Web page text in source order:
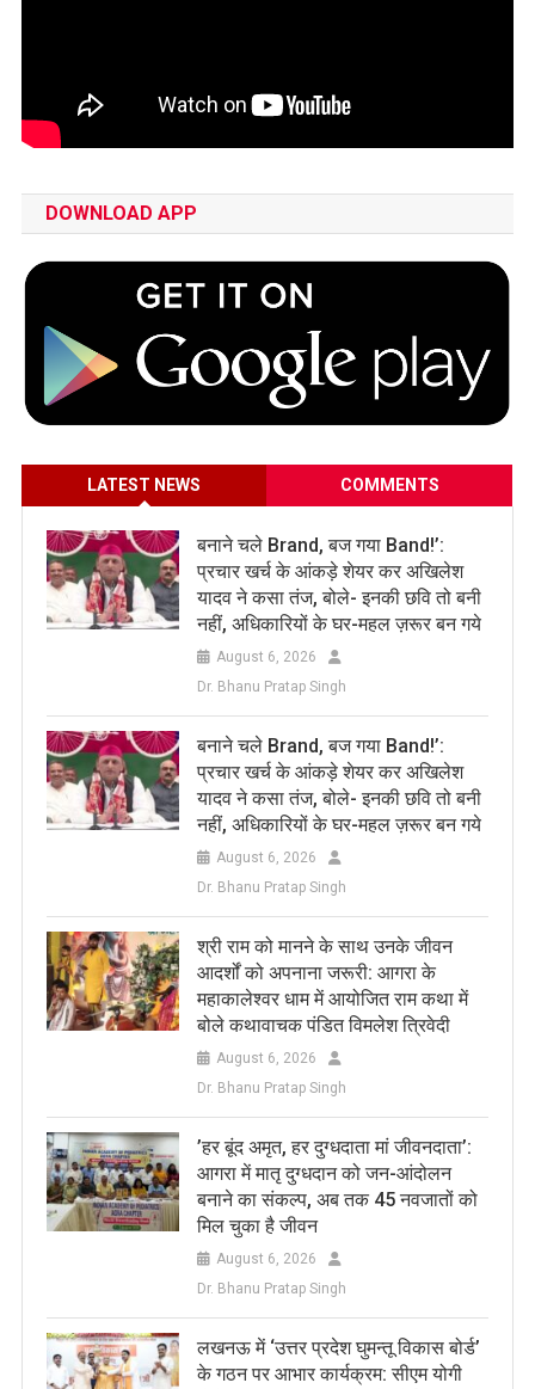
DOWNLOAD APP
LATEST NEWS COMMENTS
बनाने चले Brand, बज गया Band!’:
प्रचार खर्च के आंकड़े शेयर कर अखिलेश
यादव ने कसा तंज, बोले- इनकी छवि तो बनी
नहीं, अधिकारियों के घर-महल ज़रूर बन गये
August 6, 2026
Dr. Bhanu Pratap Singh
बनाने चले Brand, बज गया Band!’:
प्रचार खर्च के आंकड़े शेयर कर अखिलेश
यादव ने कसा तंज, बोले- इनकी छवि तो बनी
नहीं, अधिकारियों के घर-महल ज़रूर बन गये
August 6, 2026
Dr. Bhanu Pratap Singh
​श्री राम को मानने के साथ उनके जीवन
आदर्शों को अपनाना जरूरी: आगरा के
महाकालेश्वर धाम में आयोजित राम कथा में
बोले कथावाचक पंडित विमलेश त्रिवेदी
August 6, 2026
Dr. Bhanu Pratap Singh
​’हर बूंद अमृत, हर दुग्धदाता मां जीवनदाता’:
आगरा में मातृ दुग्धदान को जन-आंदोलन
बनाने का संकल्प, अब तक 45 नवजातों को
मिल चुका है जीवन
August 6, 2026
Dr. Bhanu Pratap Singh
लखनऊ में ‘उत्तर प्रदेश घुमन्तू विकास बोर्ड’
के गठन पर आभार कार्यक्रम: सीएम योगी